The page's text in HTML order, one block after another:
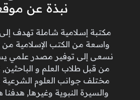
نبذة عن
مكتبة إسلامية شاملة تهدف
واسعة من الكتب الإسلامية
نسعى إلى توفير مصدر علمي
من قبل طلاب العلم و
مختلف جوانب العلوم الشرعية
والسيرة النبوية وغيرها,